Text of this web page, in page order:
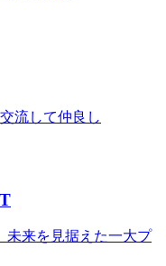
流して仲良し
未来を見据えた一大プ